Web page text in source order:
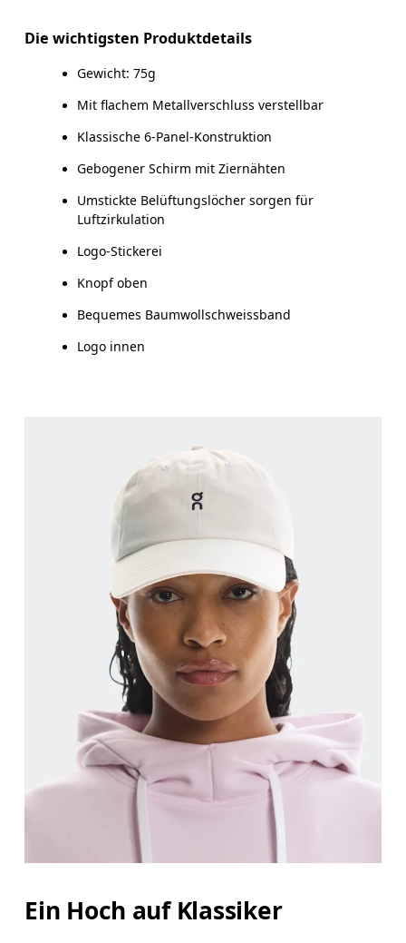
Horizontal verschieben, um mehr zu sehen
So misst du richtig
Kopfumfang
Massband gerade und waagerecht.
Main Fabric: Cotton 100%. Sweatband: Cotton 100%.
Herkunftsland
Die wichtigsten Produktdetails
Gewicht: 75g
Mit flachem Metallverschluss verstellbar
Klassische 6-Panel-Konstruktion
Gebogener Schirm mit Ziernähten
Umstickte Belüftungslöcher sorgen für
Luftzirkulation
Logo-Stickerei
Knopf oben
Bequemes Baumwollschweissband
Logo innen
Ein Hoch auf Klassiker